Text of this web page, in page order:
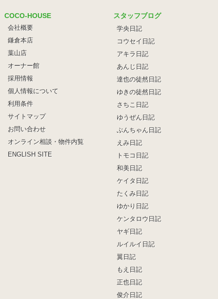
COCO-HOUSE
会社概要
鎌倉本店
葉山店
オーナー館
採用情報
個人情報について
利用条件
サイトマップ
お問い合わせ
オンライン相談・物件内覧
ENGLISH SITE
スタッフブログ
学央日記
コウセイ日記
アキラ日記
あんじ日記
達也の徒然日記
ゆきの徒然日記
さちこ日記
ゆうぜん日記
ぶんちゃん日記
えみ日記
トモコ日記
和美日記
ケイタ日記
たくみ日記
ゆかり日記
ケンタロウ日記
ヤギ日記
ルイルイ日記
翼日記
もえ日記
正也日記
俊介日記